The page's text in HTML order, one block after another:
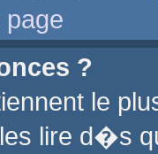
page
?
le
lire d�s